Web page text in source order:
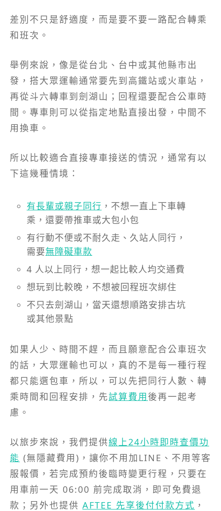
差別不只是舒適度，而是要不要一路配合轉乘
和班次。
舉例來說，像是從台北、台中或其他縣市出
發，搭大眾運輸通常要先到高鐵站或火車站，
再從斗六轉車到劍湖山；回程還要配合公車時
間。專車則可以從指定地點直接出發，中間不
用換車。
所以比較適合直接專車接送的情況，通常有以
下這幾種情境：
有長輩或親子同行 ，不想一直上下車轉
乘，還要帶推車或大包小包
有行動不便或不耐久走、久站人同行，
需要無障礙車款
4 人以上同行，想一起比較人均交通費
想玩到比較晚，不想被回程班次綁住
不只去劍湖山，當天還想順路安排古坑
或其他景點
如果人少、時間不趕，而且願意配合公車班次
的話，大眾運輸也可以，真的不是每一種行程
都只能選包車，所以，可以先把同行人數、轉
乘時間和回程安排，先試算費用後再一起考
慮。
以旅步來說，我們提供線上24小時即時查價功
能 (無隱藏費用)，讓你不用加LINE、不用等客
服報價，若完成預約後臨時變更行程，只要在
用車前一天 06:00 前完成取消，即可免費退
款；另外也提供 AFTEE 先享後付付款方式 ，